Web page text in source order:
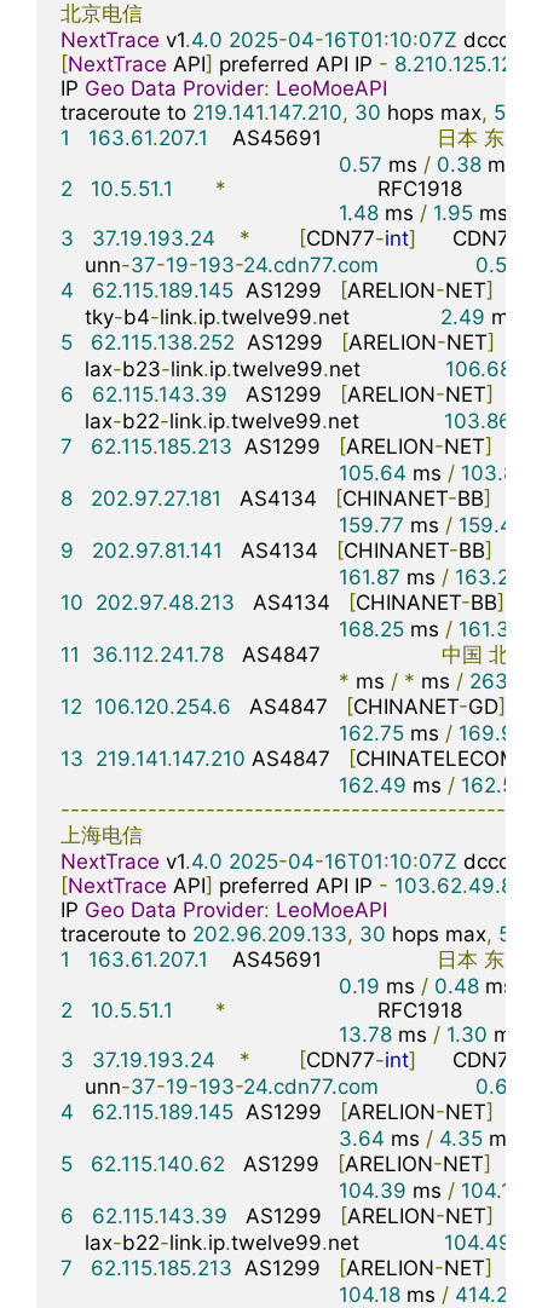
北京电信
NextTrace v1.4.0 2025-04-16T01:10:07Z
[NextTrace API] preferred API IP - 8.210.125.129
IP Geo Data Provider: LeoMoeAPI
traceroute to 219.141.147.210, 30 hops max, 52
1
163.61.207.1
    AS45691
日本 东京
0.57 ms / 0.38 ms
2
10.5.51.1 *
                         RFC1918
1.48 ms / 1.95 ms
3
37.19.193.24 * [CDN77-int]
      CDN77
    unn
-37-19-193-24.cdn77.com 0.50
4
62.115.189.145
  AS1299
[ARELION-NET]
    tky
-b4-link.ip.twelve99.net 2.49 ms
5
62.115.138.252
  AS1299
[ARELION-NET]
    lax
-b23-link.ip.twelve99.net 106.68
6
62.115.143.39
   AS1299
[ARELION-NET]
    lax
-b22-link.ip.twelve99.net 103.86
7
62.115.185.213
  AS1299
[ARELION-NET]
105.64 ms / 103.83
8
202.97.27.181
   AS4134
[CHINANET-BB]
159.77 ms / 159.46
9
202.97.81.141
   AS4134
[CHINANET-BB]
161.87 ms / 163.29
10 202.97.48.213
   AS4134
[CHINANET-BB]
168.25 ms / 161.32
11
36.112.241.78
   AS4847
中国 北京
* ms / * ms / 263.72
12 106.120.254.6
   AS4847
[CHINANET-GD]
162.75 ms / 169.92
13 219.141.147.210 AS4847 [CHINATELECOM
162.49 ms / 162.59
上海电信
NextTrace v1.4.0 2025-04-16T01:10:07Z
[NextTrace API] preferred API IP - 103.62.49.83
IP Geo Data Provider: LeoMoeAPI
traceroute to 202.96.209.133, 30 hops max, 52
1
163.61.207.1
    AS45691
日本 东京
0.19 ms / 0.48 ms
2
10.5.51.1 *
                         RFC1918
13.78 ms / 1.30 ms
3
37.19.193.24 * [CDN77-int]
      CDN77
    unn
-37-19-193-24.cdn77.com 0.62
4
62.115.189.145
  AS1299
[ARELION-NET]
3.64 ms / 4.35 ms
5
62.115.140.62
   AS1299
[ARELION-NET]
104.39 ms / 104.17
6
62.115.143.39
   AS1299
[ARELION-NET]
    lax
-b22-link.ip.twelve99.net 104.49
7
62.115.185.213
  AS1299
[ARELION-NET]
104.18 ms / 414.20